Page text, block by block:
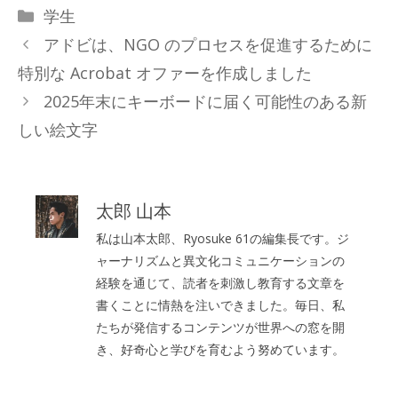
カ
テ
リ
ー
学生
アドビは、NGO のプロセスを促進するために
特別な Acrobat オファーを作成しました
2025年末にキーボードに届く可能性のある新
しい絵文字
太郎 山本
私は山本太郎、Ryosuke 61の編集長です。ジ
ャーナリズムと異文化コミュニケーションの
経験を通じて、読者を刺激し教育する文章を
書くことに情熱を注いできました。毎日、私
たちが発信するコンテンツが世界への窓を開
き、好奇心と学びを育むよう努めています。